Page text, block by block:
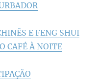
E FENG SHUI
CAFÉ À NOITE